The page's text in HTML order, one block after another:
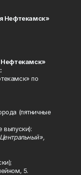
Нефтекамск»
Нефтекамск»
по
(пятничные
выпуски):
5.